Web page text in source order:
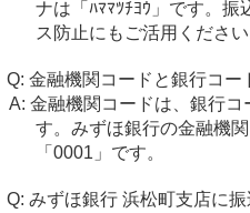
ナは「ﾊﾏﾏﾂﾁﾖｳ」です。振
ス防止にもご活用ください
金融機関コードと銀行コー
金融機関コードは、銀行コ
す。みずほ銀行の金融機
「0001」です。
みずほ銀行 浜松町支店に